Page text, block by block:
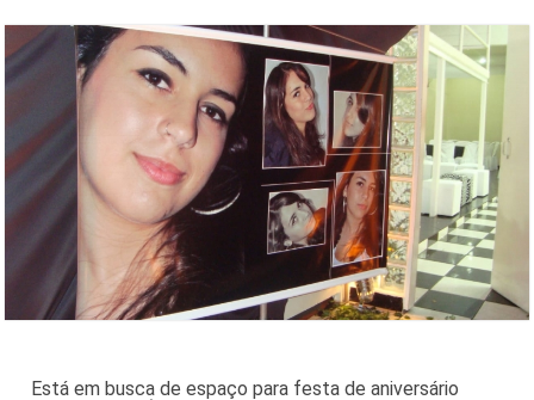
Está em busca de espaço para festa de aniversário